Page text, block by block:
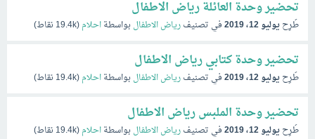
تحضير وحدة العائلة رياض الاطفال
طُرِحيوليو 12، 2019 في تصنيفرياض الاطفالبواسطةاحلام(
19.4kنقاط)
تحضير وحدة كتابي رياض الاطفال
طُرِحيوليو 12، 2019 في تصنيفرياض الاطفالبواسطةاحلام(
19.4kنقاط)
تحضير وحدة الملبس رياض الاطفال
طُرِحيوليو 12، 2019 في تصنيفرياض الاطفالبواسطةاحلام(
19.4kنقاط)